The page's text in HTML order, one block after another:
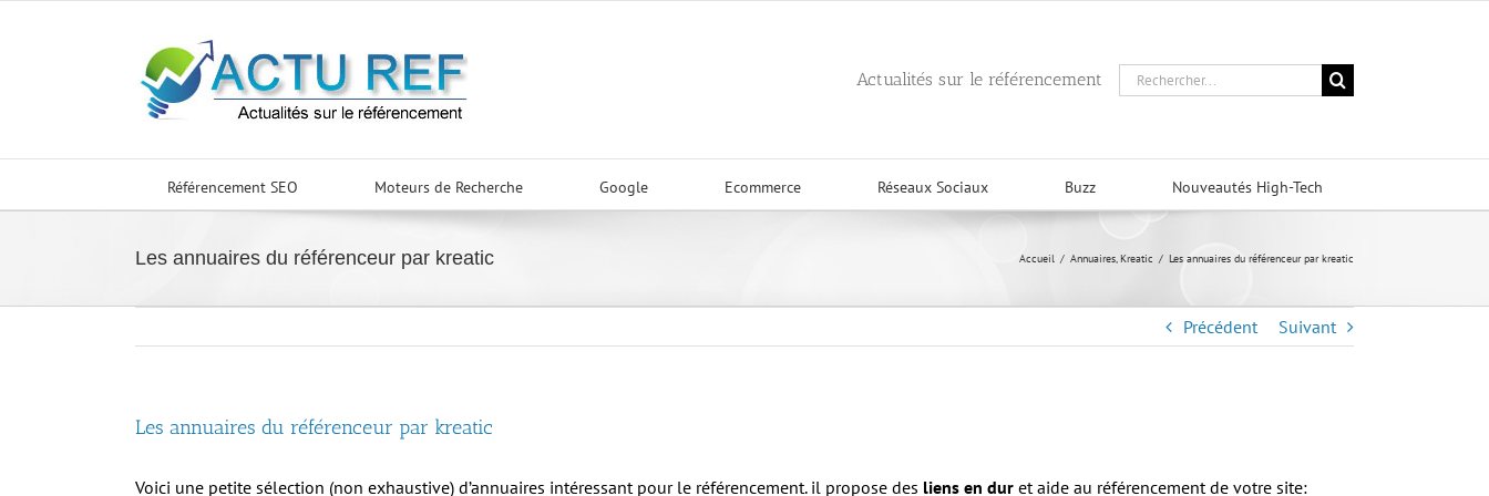
Actualités sur le référencement Rechercher:
Référencement SEO Moteurs de Recherche Google Ecommerce Réseaux Sociaux Buzz Nouveautés High-Tech
Les annuaires du référenceur par kreatic Accueil / Annuaires,Kreatic / Les annuaires du référenceur par kreatic
Précédent Suivant
Les annuaires du référenceur par kreatic
Voici une petite sélection (non exhaustive) d’annuaires intéressant pour le référencement. il propose des liens en dur et aide au référencement de votre site: